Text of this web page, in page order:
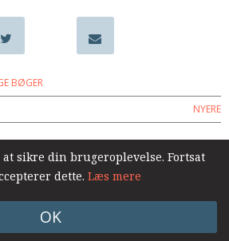
BØGER
NYERE
sikre din brugeroplevelse. Fortsat
dette. Læs mere
OK